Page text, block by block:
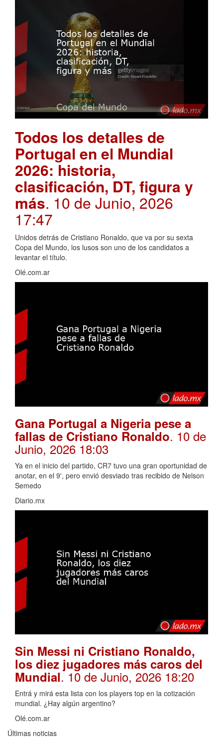
Todos los detalles de
Portugal en el Mundial
2026: historia,
clasificación, DT, figura y
más. 10 de Junio, 2026
17:47
Unidos detrás de Cristiano Ronaldo, que va por su sexta
Copa del Mundo, los lusos son uno de los candidatos a
levantar el título.
Olé.com.ar
Gana Portugal a Nigeria pese a
fallas de Cristiano Ronaldo. 10 de
Junio, 2026 18:03
Ya en el inicio del partido, CR7 tuvo una gran oportunidad de
anotar, en el 9', pero envió desviado tras recibido de Nelson
Semedo
Diario.mx
Sin Messi ni Cristiano Ronaldo,
los diez jugadores más caros del
Mundial. 10 de Junio, 2026 18:20
Entrá y mirá esta lista con los players top en la cotización
mundial. ¿Hay algún argentino?
Olé.com.ar
Últimas noticias